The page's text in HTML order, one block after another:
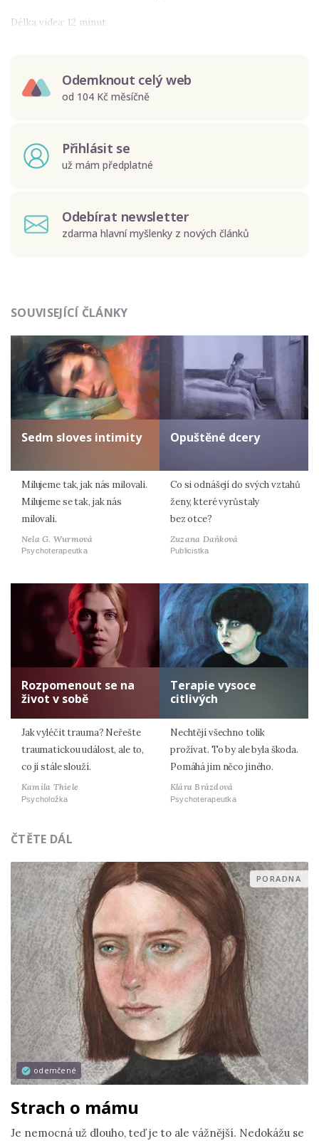
Délka videa: 12 minut
Odemknout celý web
od 104 Kč měsíčně
Přihlásit se
už mám předplatné
Odebírat newsletter
zdarma hlavní myšlenky z nových článků
údajů.
SOUVISEJÍCÍ ČLÁNKY
Sedm sloves intimity
Milujeme tak, jak nás milovali.
Milujeme se tak, jak nás
milovali.
Nela G. Wurmová
Psychoterapeutka
Opuštěné dcery
Co si odnášejí do svých vztahů
ženy, které vyrůstaly
bez otce?
Zuzana Daňková
Publicistka
Rozpomenout se na
život v sobě
Jak vyléčit trauma? Neřešte
traumatickou událost, ale to,
co jí stále slouží.
Kamila Thiele
Psycholožka
Terapie vysoce
citlivých
Nechtějí všechno tolik
prožívat. To by ale byla škoda.
Pomáhá jim něco jiného.
Klára Brázdová
Psychoterapeutka
ČTĚTE DÁL
odemčené
PORADNA
Strach o mámu
Je nemocná už dlouho, teď je to ale vážnější. Nedokážu se